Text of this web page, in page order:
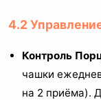
4.2
Контроль
чашки
на 2 приёма).